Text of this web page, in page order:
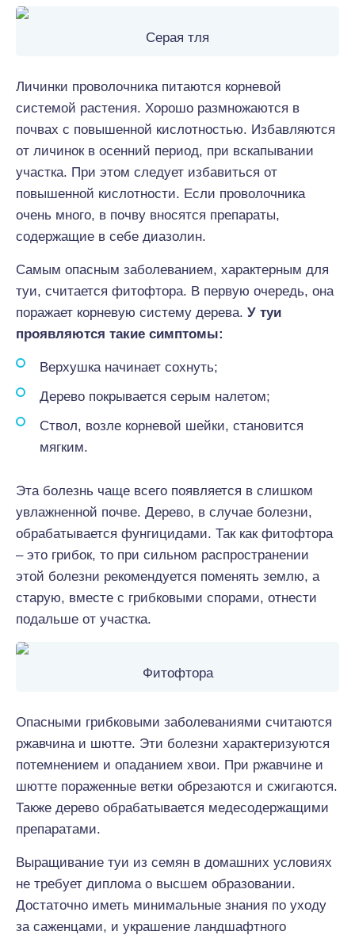
Серая тля
Личинки проволочника питаются корневой
системой растения. Хорошо размножаются в
почвах с повышенной кислотностью. Избавляются
от личинок в осенний период, при вскапывании
участка. При этом следует избавиться от
повышенной кислотности. Если проволочника
очень много, в почву вносятся препараты,
содержащие в себе диазолин.
Самым опасным заболеванием, характерным для
туи, считается фитофтора. В первую очередь, она
поражает корневую систему дерева. У туи
проявляются такие симптомы:
Верхушка начинает сохнуть;
Дерево покрывается серым налетом;
Ствол, возле корневой шейки, становится
мягким.
Эта болезнь чаще всего появляется в слишком
увлажненной почве. Дерево, в случае болезни,
обрабатывается фунгицидами. Так как фитофтора
– это грибок, то при сильном распространении
этой болезни рекомендуется поменять землю, а
старую, вместе с грибковыми спорами, отнести
подальше от участка.
Фитофтора
Опасными грибковыми заболеваниями считаются
ржавчина и шютте. Эти болезни характеризуются
потемнением и опаданием хвои. При ржавчине и
шютте пораженные ветки обрезаются и сжигаются.
Также дерево обрабатывается медесодержащими
препаратами.
Выращивание туи из семян в домашних условиях
не требует диплома о высшем образовании.
Достаточно иметь минимальные знания по уходу
за саженцами, и украшение ландшафтного